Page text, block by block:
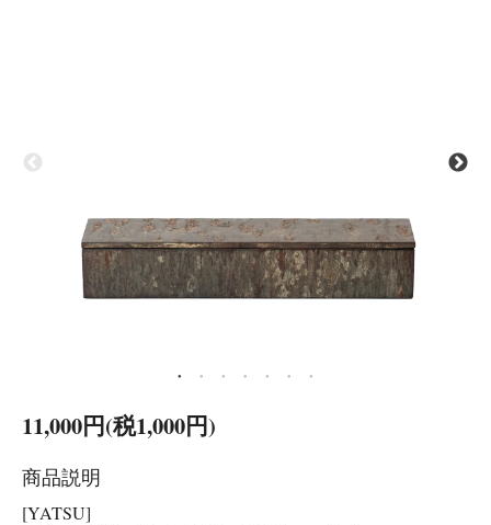
11,000円(税1,000円)
商品説明
[YATSU]